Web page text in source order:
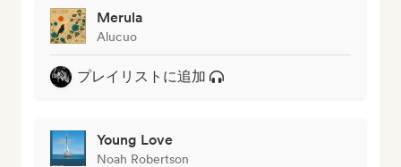
Merula
Alucuo
プレイリストに追加
Young Love
Noah Robertson